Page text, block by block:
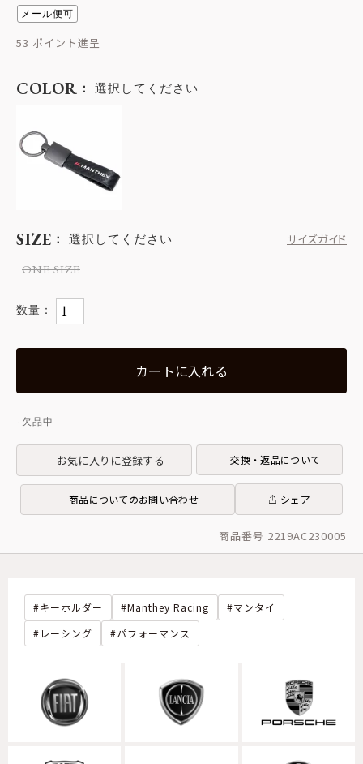
メール便可
53
SIZE 選択してください
サイズガイド
ONE SIZE
COLOR 選択してください
カートに入れる
お気に入りに登録する 交換・返品について
商品についてのお問い合わせ シェア
商品番号 2219AC230005
キーホルダー Manthey Racing
マンタイ
レーシング
パフォーマンス